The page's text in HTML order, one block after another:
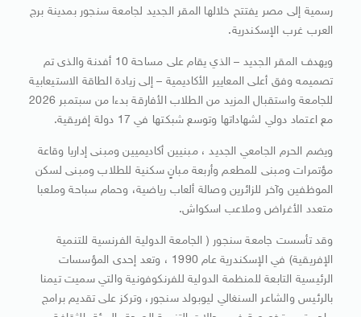
رسمية إلى مصر يفتتح خلالها المقر الجديد لجامعة سنجور بمدينة برج
العرب غرب الإسكندرية.
ويهدف المقر الجديد – الذي يقام على مساحة 10 أفدنة والذى تم
تصميمه وفق أعلى المعايير الأكاديمية – إلى زيادة الطاقة الاستيعابية
للجامعة واستقبال المزيد من الطلاب الأفارقة بدءا من سبتمبر 2026
مع اعتماد دولي لشهاداتها وتوسع شبكتها في 17 دولة إفريقية.
ويضم الحرم الجامعي الجديد ، مبنيين أكاديميين ومبنى إداريا وقاعة
مؤتمرات ومبنى للمطعم وأربعة مبانٍ سكنية للطلاب ومبنى لسكن
الموظفين وآخر للزائرين وصالة ألعاب رياضية، وحمام سباحة وملعبا
متعدد الأغراض وملاعب اسكواش.
وقد تأسست جامعة سنجور ( الجامعة الدولية الفرنسية للتنمية
الإفريقية) في الإسكندرية عام 1990 ، وتعد إحدى المؤسسات
الرئيسية التابعة للمنظمة الدولية للفرنكوفونية والتي سميت تيمنا
بالرئيس والشاعر السنغالي ليوبولد سنجور، وتركز على تقديم برامج